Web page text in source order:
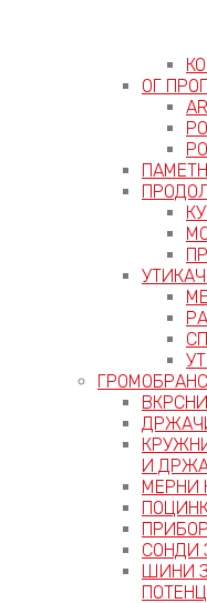
ОГ
И
МЕРНИ
СОНДИ
ШИНИ